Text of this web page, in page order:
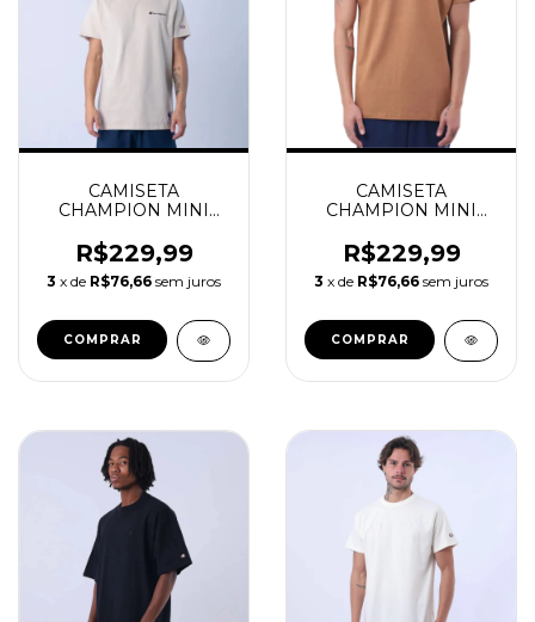
CAMISETA
CHAMPION MINI
BEIGE
R$229,99
3 x de R$76,66 sem juros
COMPRAR
CAMISETA
CHAMPION MINI
BRIEFLY BROWN
R$229,99
3 x de R$76,66 sem juros
COMPRAR